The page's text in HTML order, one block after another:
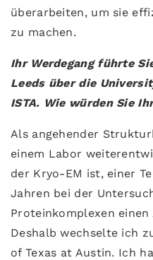
überarbeiten, um sie
zu machen.
Ihr Werdegang führte
Leeds über die
ISTA. Wie würden Sie
Als angehender
einem Labor
der Kryo-EM ist, einer
Jahren bei der
Proteinkomplexen
Deshalb wechselte ich
of Texas at Austin. Ich